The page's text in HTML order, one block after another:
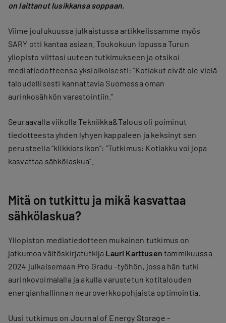
on laittanut lusikkansa soppaan.
Viime joulukuussa julkaistussa artikkelissamme myös
SARY otti kantaa asiaan. Toukokuun lopussa Turun
yliopisto viittasi uuteen tutkimukseen ja otsikoi
mediatiedotteensa yksioikoisesti: ”Kotiakut eivät ole vielä
taloudellisesti kannattavia Suomessa oman
aurinkosähkön varastointiin.”
Seuraavalla viikolla Tekniikka&Talous oli poiminut
tiedotteesta yhden lyhyen kappaleen ja keksinyt sen
perusteella ”klikkiotsikon”: ”Tutkimus: Kotiakku voi jopa
kasvattaa sähkölaskua”.
Mitä on tutkittu ja mikä kasvattaa
sähkölaskua?
Yliopiston mediatiedotteen mukainen tutkimus on
jatkumoa väitöskirjatutkija Lauri Karttusen tammikuussa
2024 julkaisemaan Pro Gradu -työhön, jossa hän tutki
aurinkovoimalalla ja akulla varustetun kotitalouden
energianhallinnan neuroverkkopohjaista optimointia.
Uusi tutkimus on Journal of Energy Storage -